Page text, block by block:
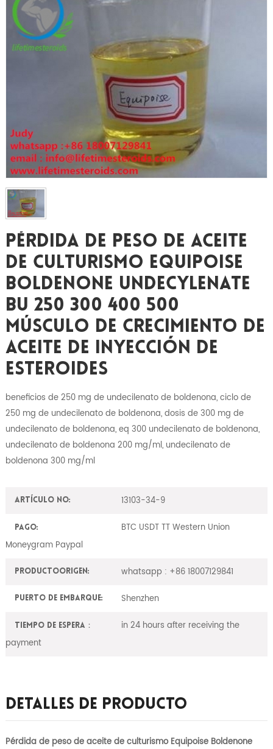
Pérdida De Peso De Aceite
De Culturismo Equipoise
Boldenone Undecylenate
BU 250 300 400 500
Músculo De Crecimiento De
Aceite De Inyección De
Esteroides
beneficios de 250 mg de undecilenato de boldenona, ciclo de
250 mg de undecilenato de boldenona, dosis de 300 mg de
undecilenato de boldenona, eq 300 undecilenato de boldenona,
undecilenato de boldenona 200 mg/ml, undecilenato de
boldenona 300 mg/ml
Artículo No: 13103-34-9
Pago:
BTC USDT TT Western Union
Moneygram Paypal
ProductoOrigen: whatsapp : +86 18007129841
Puerto de embarque: Shenzhen
Tiempo de espera：
in 24 hours after receiving the
payment
Detalles De Producto
Pérdida de peso de aceite de culturismo Equipoise Boldenone